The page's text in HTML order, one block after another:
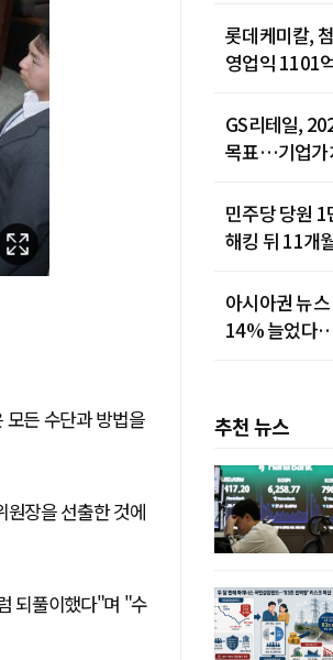
든 수단과 방법을
원장을 선출한 것에
되풀이했다"며 "수
롯데케미칼,
영업익 1101
GS리테일,
목표…기업가
민주당 당원
해킹 뒤 11개
아시아권 뉴
14% 늘었다…
추천 뉴스